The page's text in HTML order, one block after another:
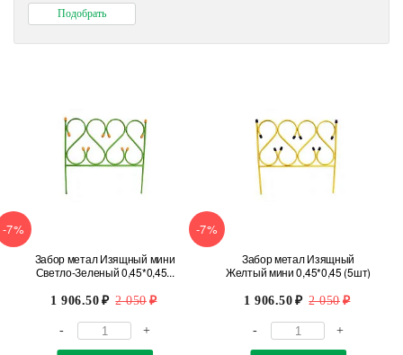
-7%
Забор метал Изящный мини
Светло-Зеленый 0,45*0,45...
1 906.50 2 050
- +
-7%
Забор метал Изящный
Желтый мини 0,45*0,45 (5шт)
1 906.50 2 050
- +